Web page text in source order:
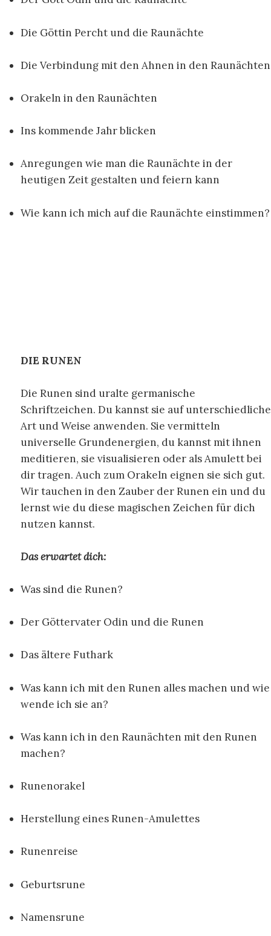
Die Göttin Percht und die Raunächte
Die Verbindung mit den Ahnen in den Raunächten
Orakeln in den Raunächten
Ins kommende Jahr blicken
Anregungen wie man die Raunächte in der
heutigen Zeit gestalten und feiern kann
Wie kann ich mich auf die Raunächte einstimmen?
DIE RUNEN
Die Runen sind uralte germanische
Schriftzeichen. Du kannst sie auf unterschiedliche
Art und Weise anwenden. Sie vermitteln
universelle Grundenergien, du kannst mit ihnen
meditieren, sie visualisieren oder als Amulett bei
dir tragen. Auch zum Orakeln eignen sie sich gut.
Wir tauchen in den Zauber der Runen ein und du
lernst wie du diese magischen Zeichen für dich
nutzen kannst.
Das erwartet dich:
Was sind die Runen?
Der Göttervater Odin und die Runen
Das ältere Futhark
Was kann ich mit den Runen alles machen und wie
wende ich sie an?
Was kann ich in den Raunächten mit den Runen
machen?
Runenorakel
Herstellung eines Runen-Amulettes
Runenreise
Geburtsrune
Namensrune